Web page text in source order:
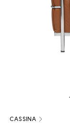
CASSINA